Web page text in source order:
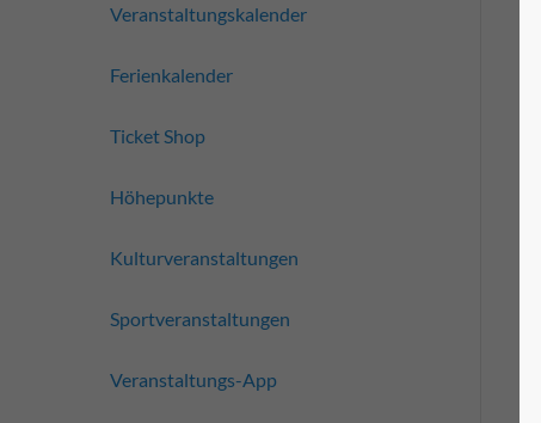
Veranstaltungskalender
Ferienkalender
Ticket Shop
Höhepunkte
Kulturveranstaltungen
Sportveranstaltungen
Veranstaltungs-App